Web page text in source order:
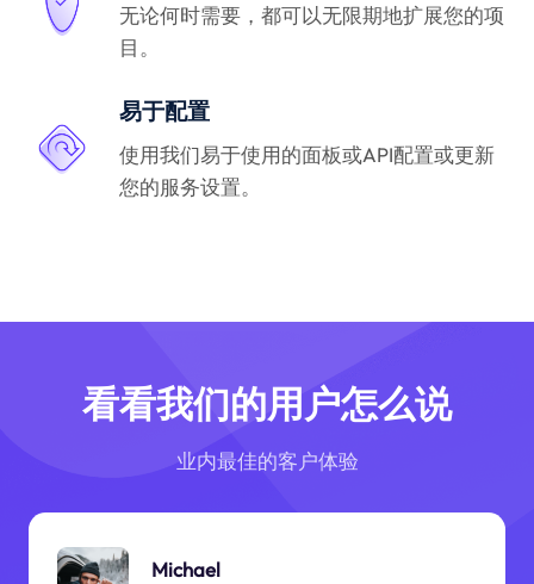
无论何时需要，都可以无限期地扩展您的项
目。
易于配置
使用我们易于使用的面板或API配置或更新
您的服务设置。
看看我们的用户怎么说
业内最佳的客户体验
Michael